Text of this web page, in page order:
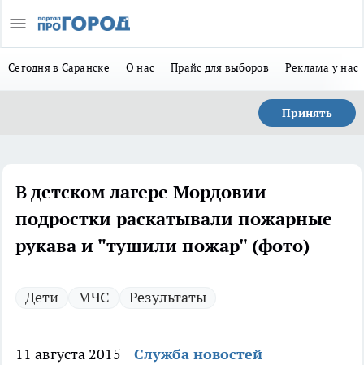
Сегодня в Саранске О нас Прайс для выборов Реклама у нас
Принять
В детском лагере Мордовии
подростки раскатывали пожарные
рукава и "тушили пожар" (фото)
Дети МЧС Результаты
11 августа 2015 Служба новостей